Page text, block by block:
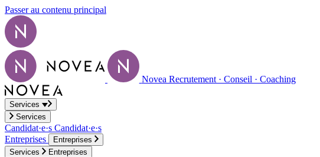
Passer au contenu principal
Novea Recrutement · Conseil · Coaching
Services
Services
Candidat·e·s Candidat·e·s
Entreprises
Entreprises
Services
Entreprises